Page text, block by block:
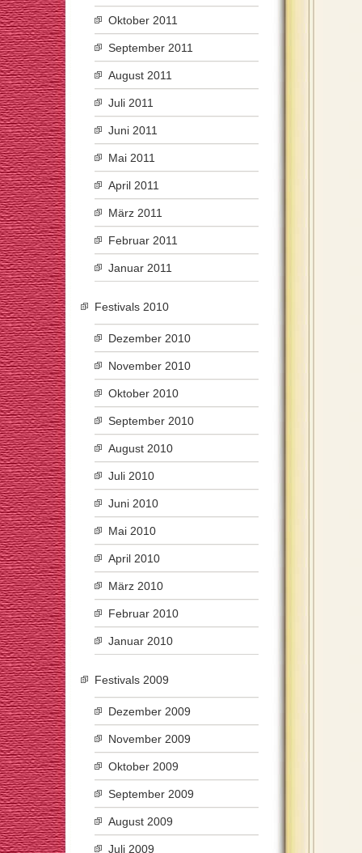
Oktober 2011
September 2011
August 2011
Juli 2011
Juni 2011
Mai 2011
April 2011
März 2011
Februar 2011
Januar 2011
Festivals 2010
Dezember 2010
November 2010
Oktober 2010
September 2010
August 2010
Juli 2010
Juni 2010
Mai 2010
April 2010
März 2010
Februar 2010
Januar 2010
Festivals 2009
Dezember 2009
November 2009
Oktober 2009
September 2009
August 2009
Juli 2009